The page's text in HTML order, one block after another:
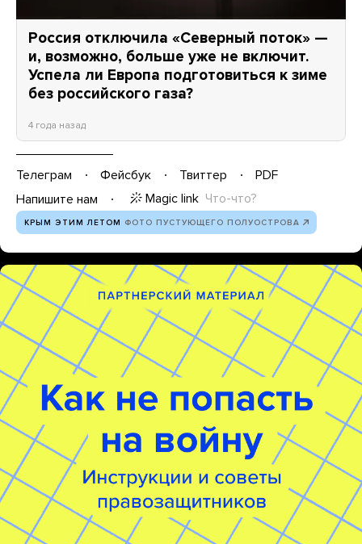
Россия отключила «Северный поток» —
и, возможно, больше уже не включит.
Успела ли Европа подготовиться к зиме
без российского газа?
4 года назад
Телеграм Фейсбук Твиттер
PDF
Напишите нам
Magic link Что-что?
КРЫМ ЭТИМ ЛЕТОМ ФОТО ПУСТУЮЩЕГО ПОЛУОСТРОВА